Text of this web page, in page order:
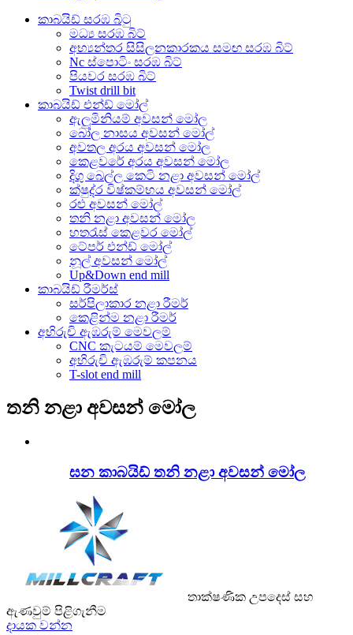
කාබයිඩ් සරඹ බිටු
මධ්‍ය සරඹ බිට්
අභ්‍යන්තර සිසිලනකාරකය සමඟ සරඹ බිට්
Nc ස්පොටිං සරඹ බිට්
පියවර සරඹ බිට්
Twist drill bit
කාබයිඩ් එන්ඩ් මෝල්
ඇලුමිනියම් අවසන් මෝල
බෝල නාසය අවසන් මෝල්
අවතල අරය අවසන් මෝල
කෙළවරේ අරය අවසන් මෝල
දිගු බෙල්ල කෙටි නළා අවසන් මෝල්
ක්ෂුද්ර විෂ්කම්භය අවසන් මෝල්
රළු අවසන් මෝල්
තනි නළා අවසන් මෝල
හතරැස් කෙළවර මෝල්
ටේපර් එන්ඩ් මෝල්
නූල් අවසන් මෝල්
Up&Down end mill
කාබයිඩ් රීමර්ස්
සර්පිලාකාර නළා රීමර්
කෙළින්ම නළා රීමර්
අභිරුචි ඇඹරුම් මෙවලම්
CNC කැටයම් මෙවලම්
අභිරුචි ඇඹරුම් කපනය
T-slot end mill
තනි නළා අවසන් මෝල
ඝන කාබයිඩ් තනි නළා අවසන් මෝල
තාක්ෂණික උපදෙස් සහ
ඇණවුම් පිළිගැනීම
දායක වන්න